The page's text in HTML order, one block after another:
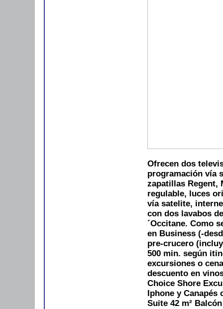
Ofrecen dos
programación vía
zapatillas Regent,
regulable, luces
vía satelite,
con dos lavabos
´Occitane. Como
en Business (-
pre-crucero
500 min. según
excursiones o
descuento en
Choice Shore
Iphone y
Suite 42 m²